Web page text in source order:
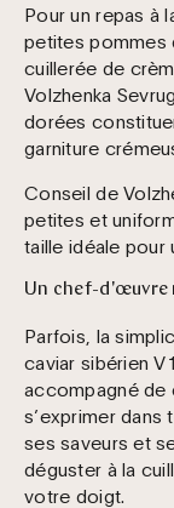
Pour un repas à
petites pommes
cuillerée de
Volzhenka
dorées
garniture
Conseil de
petites et
taille idéale pour
Un chef-d'œuvre
Parfois, la
caviar sibérien
accompagné de
s’exprimer dans
ses saveurs et
déguster à la
votre doigt.